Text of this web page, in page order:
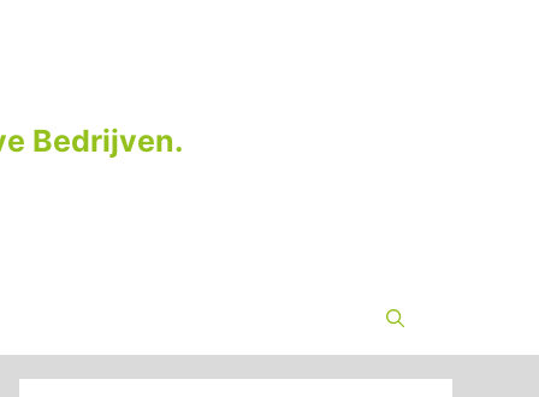
Bedrijven.